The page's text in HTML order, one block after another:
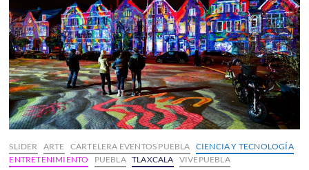
SLIDER ARTE CARTELERA EVENTOS PUEBLA CIENCIA Y TECNOLOGÍA
ENTRETENIMIENTO
PUEBLA TLAXCALA VIVEPUEBLA